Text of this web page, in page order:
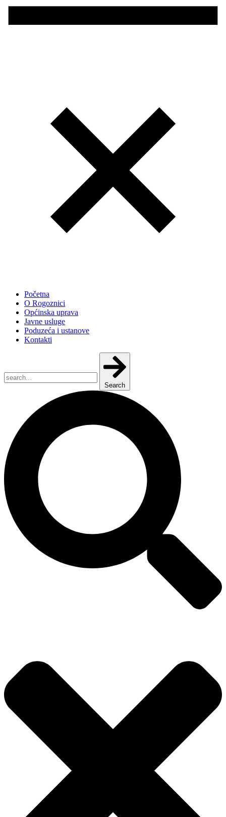
Početna
O Rogoznici
Općinska uprava
Javne usluge
Poduzeća i ustanove
Kontakti
Search